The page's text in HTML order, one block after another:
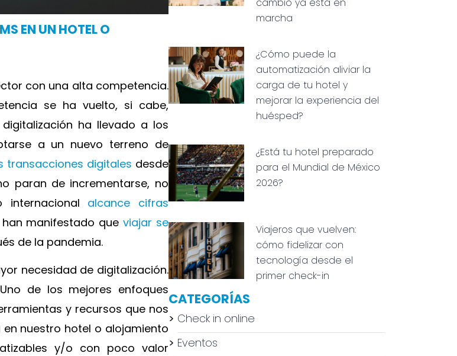
EN UN HOTEL O
con una alta competencia.
se ha vuelto, si cabe,
ha llevado a los
a un nuevo terreno de
transacciones digitales desde
paran de incrementarse, no
alcance cifras
han manifestado queviajar se
de la pandemia.
necesidad de digitalización.
de los mejores enfoques
y recursos que nos
en nuestro hotel o alojamiento
y/o con poco valor
cambio ya está en
marcha
¿Cómo puede la
automatización aliviar la
carga de tu hotel y
mejorar la experiencia del
huésped?
¿Está tu hotel preparado
para el Mundial de México
2026?
Viajeros que vuelven:
cómo fidelizar con
tecnología desde el
primer check-in
CATEGORÍAS
Check in online
Eventos